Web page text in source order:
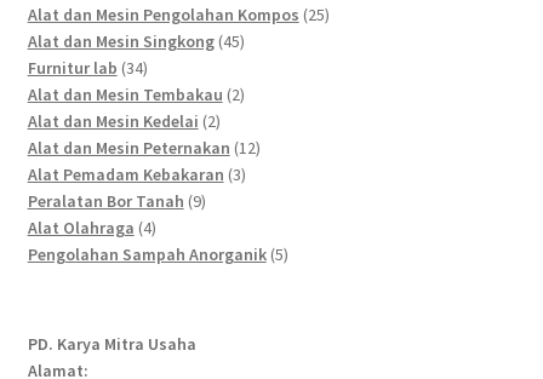
products
Alat dan Mesin Pengolahan Kompos 2525
Alat dan Mesin Singkong 4545
Furnitur lab 3434
products
Alat dan Mesin Tembakau 22
Alat dan Mesin Kedelai 22
products
Alat dan Mesin Peternakan 1212
Alat Pemadam Kebakaran 33
Peralatan Bor Tanah 99
Alat Olahraga 44
products
Pengolahan Sampah Anorganik 55
PD. Karya Mitra Usaha
Alamat: